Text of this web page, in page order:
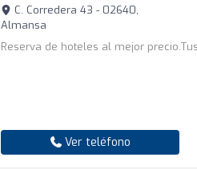
C. Corredera 43 - 02640,
Almansa
Reserva de hoteles al mejor
Ver teléfono